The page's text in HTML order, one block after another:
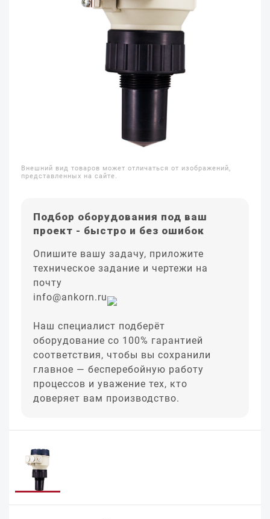
Внешний вид товаров может отличаться от изображений,
представленных на сайте.
Подбор оборудования под ваш
проект - быстро и без ошибок
Опишите вашу задачу, приложите
техническое задание и чертежи на
почту
info@ankorn.ru
Наш специалист подберёт
оборудование со 100% гарантией
соответствия, чтобы вы сохранили
главное — бесперебойную работу
процессов и уважение тех, кто
доверяет вам производство.